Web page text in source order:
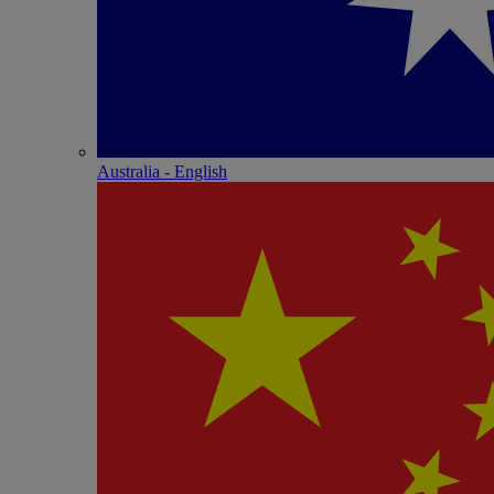
Australia - English